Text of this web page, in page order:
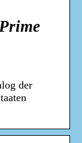
der